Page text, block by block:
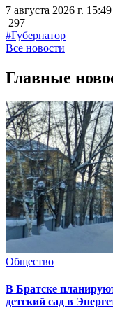
7 августа 2026 г. 15:49
297
#Губернатор
Все новости
Главные
Общество
В Братске
детский сад в